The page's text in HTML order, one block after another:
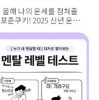
올해 나의 운세를 점쳐줄
포춘쿠키! 2025 신년 운세